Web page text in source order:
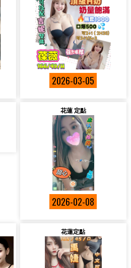
2026-03-05
花蓮 定點
2026-02-08
花蓮定點